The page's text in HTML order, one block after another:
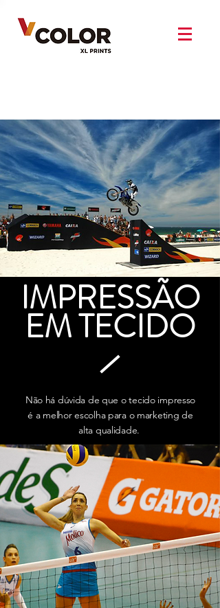
IMPRESSÃO
EM TECIDO
Não há dúvida de que o tecido impresso
é a melhor escolha para o marketing de
alta qualidade.